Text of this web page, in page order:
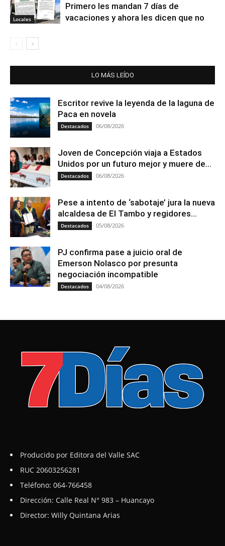
Locales
Primero les mandan 7 días de
vacaciones y ahora les dicen que no
LO MÁS LEÍDO
Escritor revive la leyenda de la laguna de
Paca en novela
Destacados 06/08/2026
Joven de Concepción viaja a Estados
Unidos por un futuro mejor y muere de...
Destacados 06/08/2026
Pese a intento de ‘sabotaje’ jura la nueva
alcaldesa de El Tambo y regidores...
Destacados 05/08/2026
PJ confirma pase a juicio oral de
Emerson Nolasco por presunta
negociación incompatible
Destacados 04/08/2026
Producido por Editora del Valle SAC
RUC 20603256281
Teléfono: 064-766458
Dirección: Calle Real N° 983 – Huancayo
Director: Willy Quintana Arias